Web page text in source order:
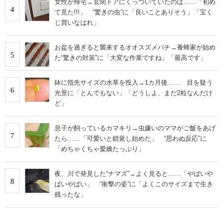
4
女性が帰宅→玄関ドアにくっついていたのは……「初め
て見た!!!」 “驚きの虫”に「良いことありそう」「宝く
じ買いなはれ」
5
お盆を過ぎると襲来するオオスズメバチ→養蜂家が始め
た“驚きの対策”に「大変な作業ですね」「最高です」
6
鉢に指先サイズの水草を投入→1カ月後…… 目を疑う
光景に「とんでもない」「どうしよ、まだ2粒なんだけ
ど」
7
息子が飼っているカマキリ→虫嫌いのママがご飯をあげ
たら……「可愛いと錯覚し始めた」 “思わぬ反応”に
「めちゃくちゃ愛嬌たっぷり」
8
夜、川で発見した“ナマズ”→よく見ると……「やばいや
ばいやばい」 “衝撃の姿”に「よくこのサイズまで生き
残ったな」